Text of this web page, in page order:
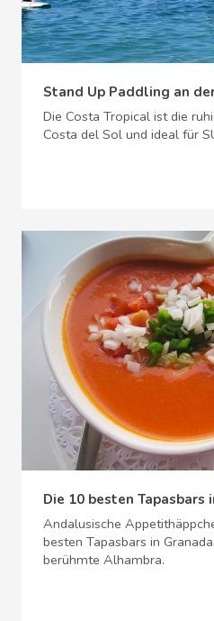
Stand Up Paddling an
Die Costa Tropical ist die
Costa del Sol und ideal für
Die 10 besten Tapasbars
Andalusische
besten Tapasbars in
berühmte Alhambra.